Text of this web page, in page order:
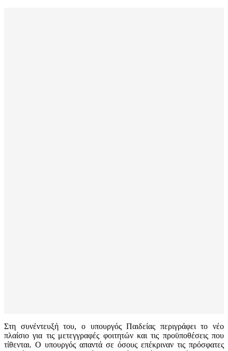
Στη συνέντευξή του, ο υπουργός Παιδείας περιγράφει το νέο
πλαίσιο για τις μετεγγραφές φοιτητών και τις προϋποθέσεις που
τίθενται. Ο υπουργός απαντά σε όσους επέκριναν τις πρόσφατες